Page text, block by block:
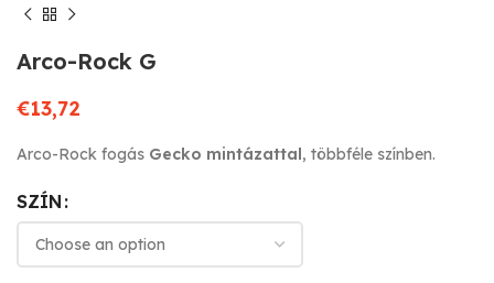
Arco-Rock G
€13,72
Arco-Rock fogás Gecko mintázattal, többféle színben.
SZÍN